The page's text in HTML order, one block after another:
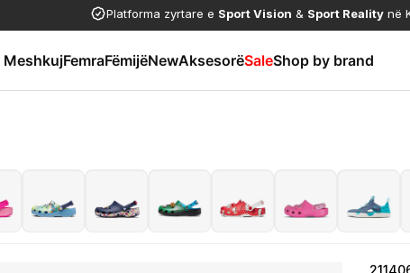
Platforma zyrtare e Sport Vision & Sport Reality në
MeshkujFemraFëmijëNewAksesorëSaleShop by brand